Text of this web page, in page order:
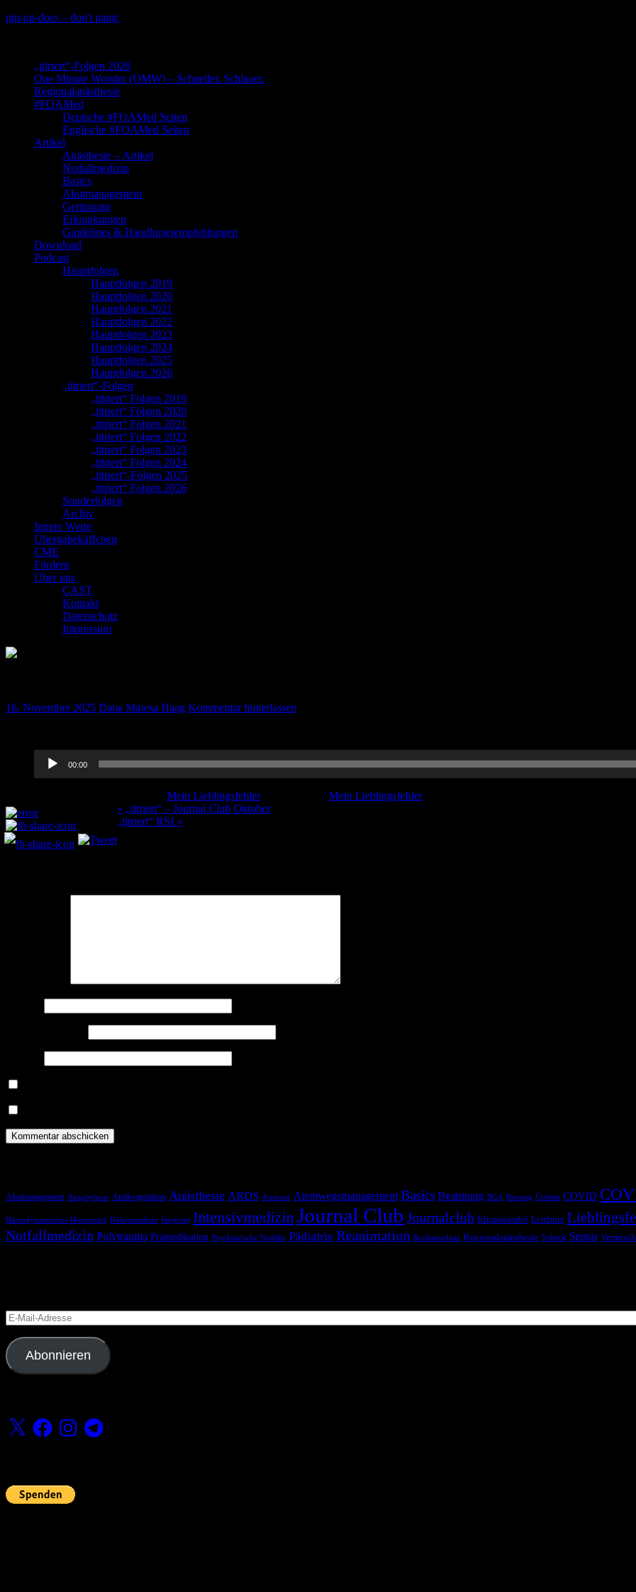
Skip
pin-up-docs – don't panic
„titriert“-Folgen 2026
One Minute Wonder (OMW) – Schneller. Schlauer.
Regionalanästhesie
#FOAMed
Deutsche #FOAMed Seiten
Englische #FOAMed Seiten
Artikel
Anästhesie – Artikel
Notfallmedizin
Basics
Akutmanagement
Gerinnung
Erkrankungen
Guidelines & Handlungsempfehlungen
Download
Podcast
Hauptfolgen
Hauptfolgen 2019
Hauptfolgen 2020
Hauptfolgen 2021
Hauptfolgen 2022
Hauptfolgen 2023
Hauptfolgen 2024
Hauptfolgen 2025
Hauptfolgen 2026
„titriert“-Folgen
„titriert“ Folgen 2019
„titriert“ Folgen 2020
„titriert“ Folgen 2021
„titriert“ Folgen 2022
„titriert“ Folgen 2023
„titriert“ Folgen 2024
„titriert“-Folgen 2025
„titriert“ Folgen 2026
Sonderfolgen
Archiv
Innere Werte
Übergabekäffchen
CME
Fördern
Über uns
CAST
Kontakt
Datenschutz
Impressum
16. November 2025 Dana Maresa Haag Kommentar hinterlassen
Audio-
Player
00:00
Mein Lieblingsfehler Mein Lieblingsfehler
Beitragsnavigation« „titriert“ – Journal Club Oktober
„titriert“ RSI »
Akutmanagement Anaphylaxie Antikoagulation Anästhesie ARDS Atemnot Atemwegsmanagement Basics Beatmung BGA Blutung Corona COVID
Hämodynamisches Monitoring Höhenmedizin Impfung IntensivmedizinJournal Club Journalclub Klimawandel Leitlinie
Notfallmedizin Polytrauma Prämedikation Psychiatrische Notfälle Pädiatrie Reanimation Rechtsmedizin Regionalanästhesie Schock Sepsis
E-
Mail-
Adresse
Abonnieren
X FacebookInstagramTelegram